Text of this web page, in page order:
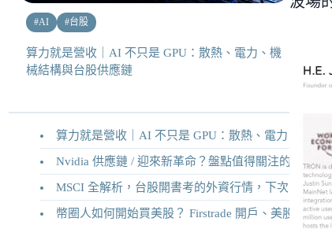
#AI #台股
算力就是營收｜AI 不只是 GPU：散熱、電力、機
械結構與台股供應鏈
算力就是營收｜AI 不只是 GPU：散熱、電力、機械結構與台股供應鏈
Nvidia 供應鏈 / 迎來新革命？盤點值得關注的二十家供應鏈企業
MSCI 全解析，台股開書考的外資行情，下次調整你準備好了嗎？
幣圈人如何開始買美股？ Firstrade 開戶、美股交易機制完整教學